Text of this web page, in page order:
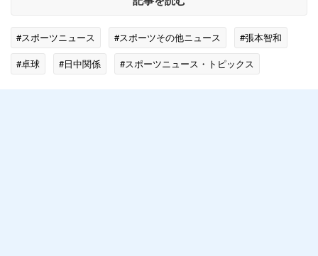
#スポーツニュース #スポーツその他ニュース
#張本智和
#卓球
#日中関係 #スポーツニュース・トピックス